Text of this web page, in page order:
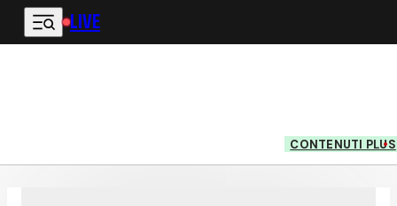
Vai al contenuto principale
LIVE
CONTENUTI PLUS